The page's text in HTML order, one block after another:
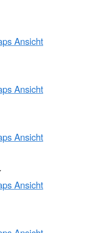
Ansicht
Ansicht
Ansicht
Ansicht